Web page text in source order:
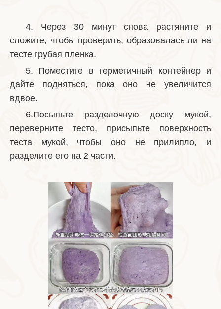
4. Через 30 минут снова растяните и
сложите, чтобы проверить, образовалась ли на
тесте грубая пленка.
5. Поместите в герметичный контейнер и
дайте подняться, пока оно не увеличится
вдвое.
6.Посыпьте разделочную доску мукой,
переверните тесто, присыпьте поверхность
теста мукой, чтобы оно не прилипло, и
разделите его на 2 части.